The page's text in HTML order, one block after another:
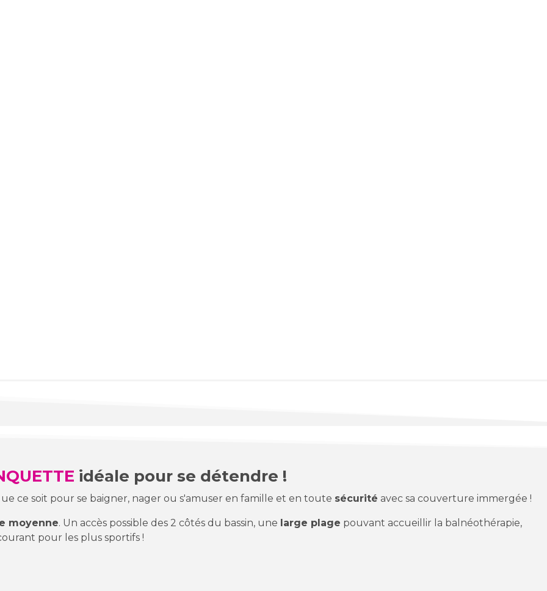
idéale pour se détendre !
ce soit pour se baigner, nager ou s'amuser en famille et en toute sécurité avec sa couverture immergée !
moyenne. Un accès possible des 2 côtés du bassin, une large plage pouvant accueillir la balnéothérapie,
pour les plus sportifs !